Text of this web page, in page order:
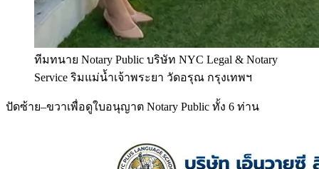
ทีมทนาย Notary Public บริษัท NYC Legal & Notary
Service ริมแม่น้ำเจ้าพระยา วัดอรุณ กรุงเทพฯ
ปัดซ้าย–ขวาเพื่อดูใบอนุญาต Notary Public ทั้ง 6 ท่าน